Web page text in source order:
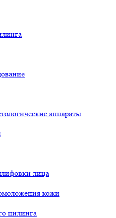
аппараты
лица
кожи
пилинга